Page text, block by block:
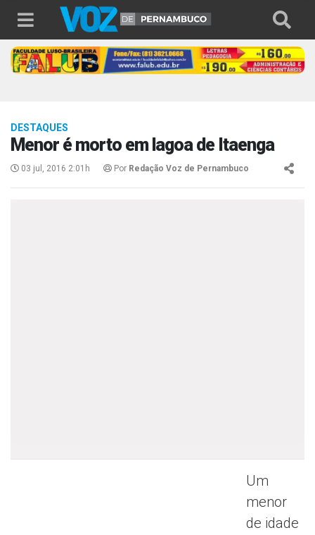
DESTAQUES
Menor é morto em lagoa de Itaenga
03 jul, 2016 2:01h Por Redação Voz de Pernambuco
Um
menor
de idade